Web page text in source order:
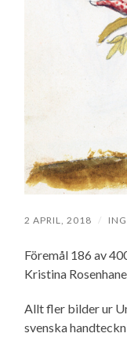
2 APRIL, 2018 /
Föremål 186 av
Kristina
Allt fler bilder ur
svenska